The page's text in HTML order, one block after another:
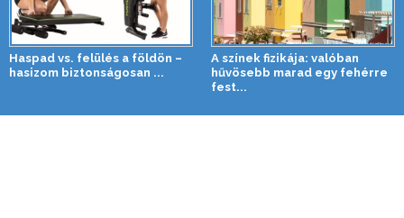
Haspad vs. felülés a földön –
hasizom biztonságosan ...
A színek fizikája: valóban
hűvösebb marad egy fehérre
fest...